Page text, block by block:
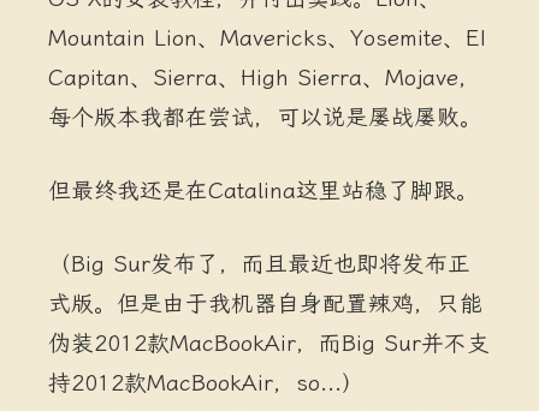
Mountain Lion、Mavericks、Yosemite、EI
Capitan、Sierra、High Sierra、Mojave，
每个版本我都在尝试，可以说是屡战屡败。
但最终我还是在Catalina这里站稳了脚跟。
（Big Sur发布了，而且最近也即将发布正
式版。但是由于我机器自身配置辣鸡，只能
伪装2012款MacBookAir，而Big Sur并不支
持2012款MacBookAir，so...）